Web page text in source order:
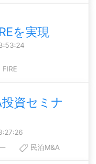
を実現
FIRE
資セミナ
民泊M&A